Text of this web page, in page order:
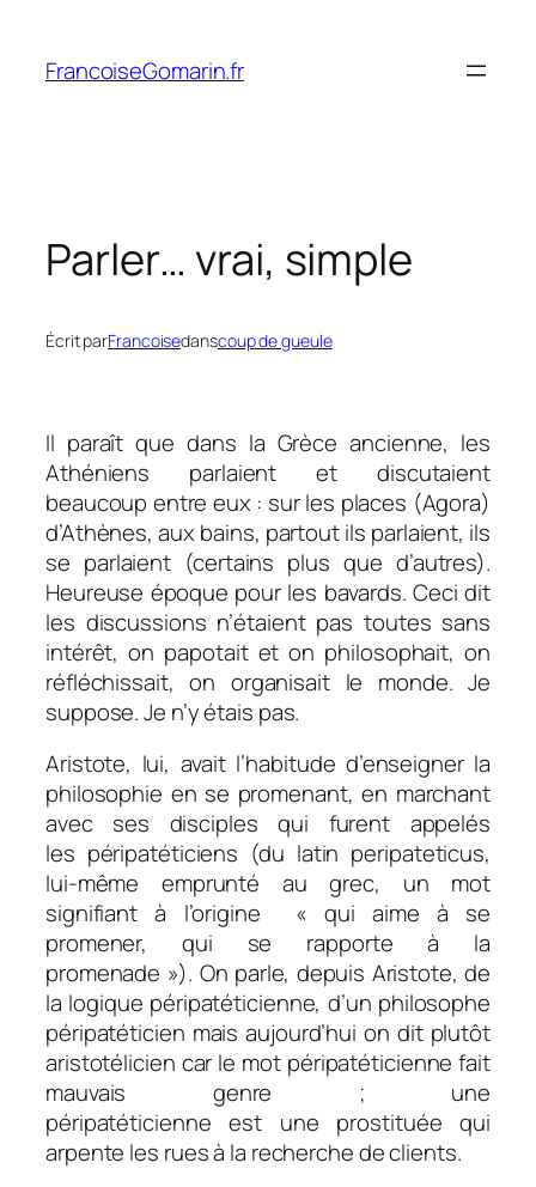
contenu
FrancoiseGomarin.fr
Parler… vrai, simple
Écrit parFrancoisedanscoup de gueule
Il paraît que dans la Grèce ancienne, les
Athéniens parlaient et discutaient
beaucoup entre eux : sur les places (Agora)
d’Athènes, aux bains, partout ils parlaient, ils
se parlaient (certains plus que d’autres).
Heureuse époque pour les bavards. Ceci dit
les discussions n’étaient pas toutes sans
intérêt, on papotait et on philosophait, on
réfléchissait, on organisait le monde. Je
suppose. Je n’y étais pas.
Aristote, lui, avait l’habitude d’enseigner la
philosophie en se promenant, en marchant
avec ses disciples qui furent appelés
les péripatéticiens (du latin peripateticus,
lui-même emprunté au grec, un mot
signifiant à l’origine « qui aime à se
promener, qui se rapporte à la
promenade »). On parle, depuis Aristote, de
la logique péripatéticienne, d’un philosophe
péripatéticien mais aujourd’hui on dit plutôt
aristotélicien car le mot péripatéticienne fait
mauvais genre ; une
péripatéticienne est une prostituée qui
arpente les rues à la recherche de clients.